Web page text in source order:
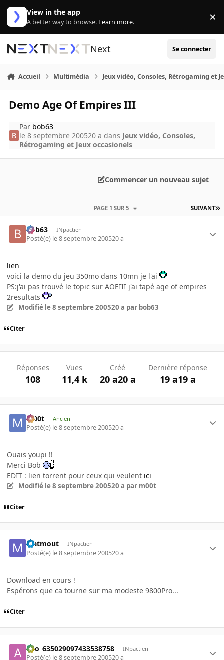
Aller au contenu
View in the app
A better way to browse. Learn more. ×
Next Se connecter
Accueil Multimédia Jeux vidéo, Consoles, Rétrogaming et
Demo Age Of Empires III
Par bob63
le 8 septembre 200520 a dans Jeux vidéo, Consoles,
Rétrogaming et Jeux occasionels
Commencer un nouveau sujet
SUIVANT
PAGE 1 SUR 5
bob63 INpactien
Posté(e) le 8 septembre 200520 a
lien
voici la demo du jeu 350mo dans 10mn je l'ai
PS:j'ai pas trouvé le topic sur AOEIII j'ai tapé age of empires
2resultats
Modifié le 8 septembre 200520 a par bob63
Citer
Réponses
108
Vues
11,4 k
Créé
20 a20 a
Dernière réponse
19 a19 a
m00t Ancien
Posté(e) le 8 septembre 200520 a
Ouais youpi !!
Merci Bob
EDIT : lien torrent pour ceux qui veulent ici
Modifié le 8 septembre 200520 a par m00t
Citer
Matmout INpactien
Posté(e) le 8 septembre 200520 a
Download en cours !
Espérons que ca tourne sur ma modeste 9800Pro...
Citer
ano_635029097433538758 INpactien
Posté(e) le 8 septembre 200520 a